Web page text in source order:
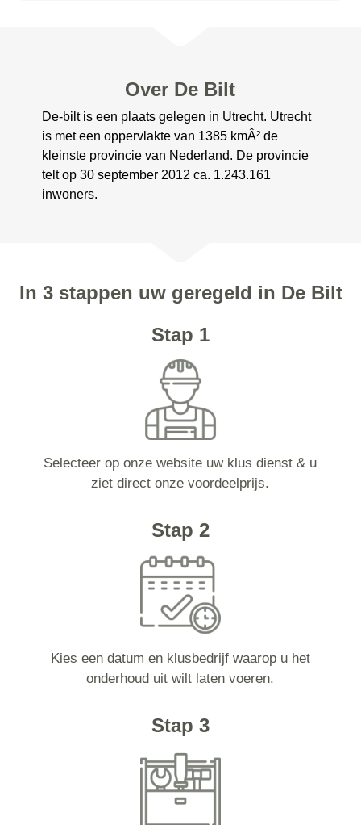
Over De Bilt
De-bilt is een plaats gelegen in Utrecht. Utrecht
is met een oppervlakte van 1385 kmÂ² de
kleinste provincie van Nederland. De provincie
telt op 30 september 2012 ca. 1.243.161
inwoners.
In 3 stappen uw geregeld in De Bilt
Stap 1
Selecteer op onze website uw klus dienst & u
ziet direct onze voordeelprijs.
Stap 2
Kies een datum en klusbedrijf waarop u het
onderhoud uit wilt laten voeren.
Stap 3